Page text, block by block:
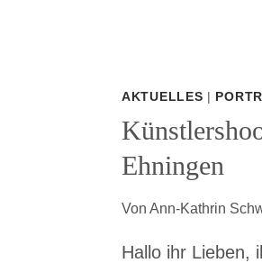
AKTUELLES |
Ehningen
Von Ann-Kathrin
Hallo ihr Lieben,